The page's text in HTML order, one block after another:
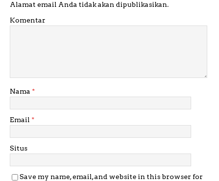
Alamat email Anda tidak akan dipublikasikan.
Komentar
Nama *
Email *
Situs
Save my name, email, and website in this browser for